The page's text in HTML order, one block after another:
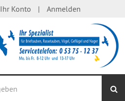
Ihr Konto Anmelden